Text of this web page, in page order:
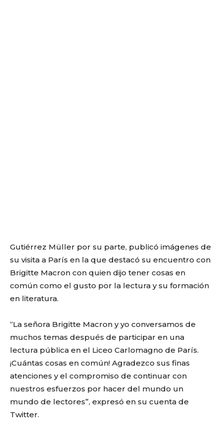
Gutiérrez Müller por su parte, publicó imágenes de
su visita a París en la que destacó su encuentro con
Brigitte Macron con quien dijo tener cosas en
común como el gusto por la lectura y su formación
en literatura.
“La señora Brigitte Macron y yo conversamos de
muchos temas después de participar en una
lectura pública en el Liceo Carlomagno de París.
¡Cuántas cosas en común! Agradezco sus finas
atenciones y el compromiso de continuar con
nuestros esfuerzos por hacer del mundo un
mundo de lectores”, expresó en su cuenta de
Twitter.